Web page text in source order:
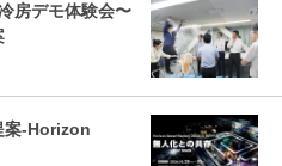
房デモ体験会〜
案-Horizon